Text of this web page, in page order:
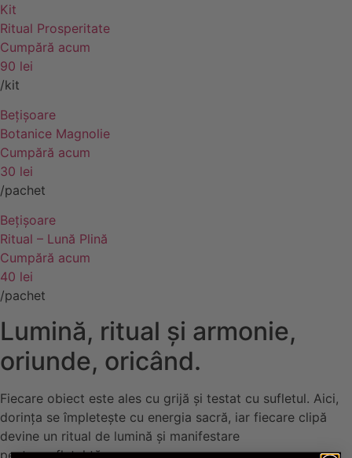
Kit
Ritual Prosperitate
Cumpără acum
90 lei
/kit
Bețișoare
Botanice Magnolie
Cumpără acum
30 lei
/pachet
Bețișoare
Ritual – Lună Plină
Cumpără acum
40 lei
/pachet
Lumină, ritual și armonie,
oriunde, oricând.
Fiecare obiect este ales cu grijă și testat cu sufletul. Aici,
dorința se împletește cu energia sacră, iar fiecare clipă
devine un ritual de lumină și manifestare
pentru sufletul tău.